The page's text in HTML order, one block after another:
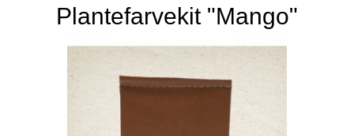
Plantefarvekit "Mango"